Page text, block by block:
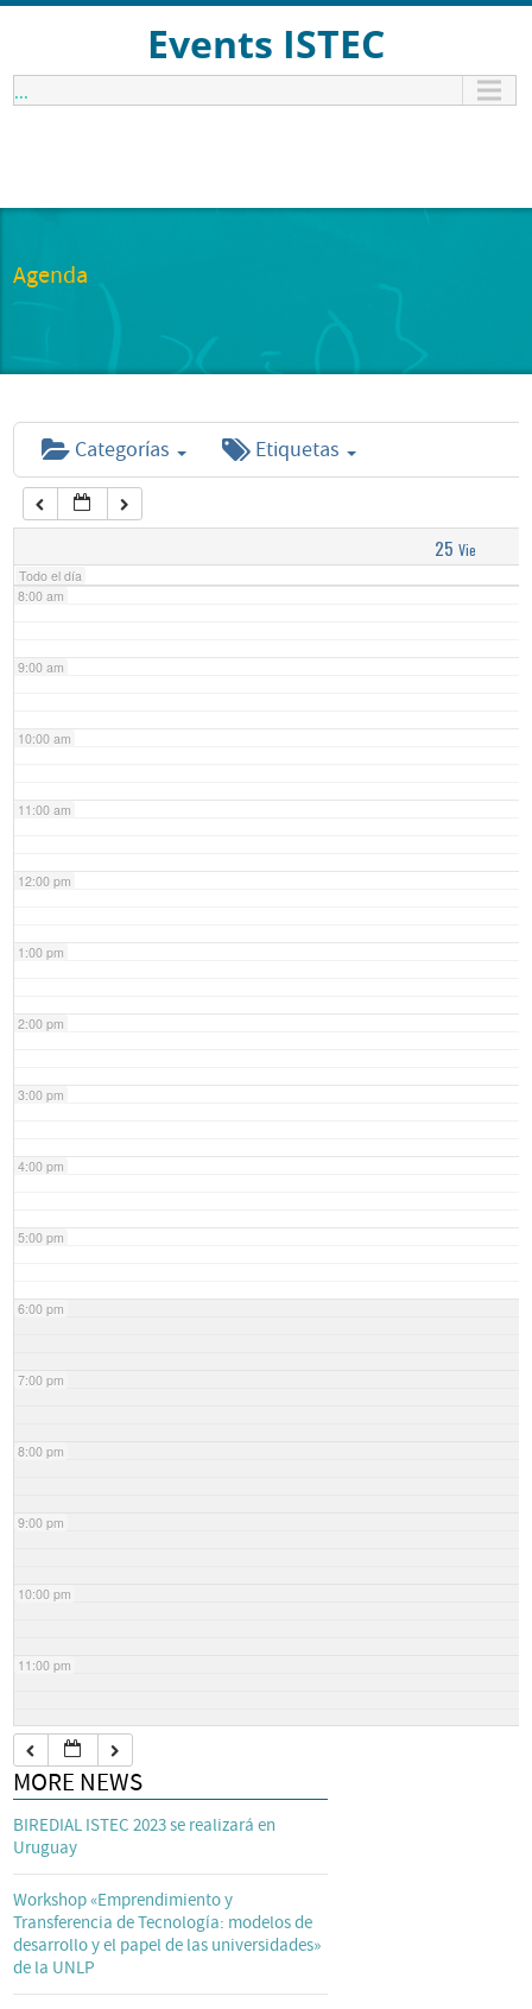
Events ISTEC
...
Agenda
Categorías Etiquetas
25 Vie
Todo el día
1:00 am
6:00 am
7:00 am
8:00 am
9:00 am
10:00 am
11:00 am
12:00 pm
1:00 pm
2:00 pm
3:00 pm
4:00 pm
5:00 pm
6:00 pm
7:00 pm
8:00 pm
9:00 pm
10:00 pm
11:00 pm
MORE NEWS
BIREDIAL ISTEC 2023 se realizará en
Uruguay
Workshop «Emprendimiento y
Transferencia de Tecnología: modelos de
desarrollo y el papel de las universidades»
de la UNLP